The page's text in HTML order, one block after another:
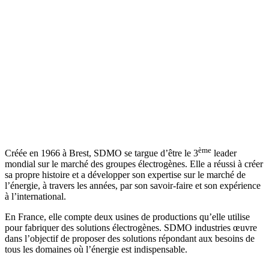
Créée en 1966 à Brest, SDMO se targue d’être le 3ème leader
mondial sur le marché des groupes électrogènes. Elle a réussi à créer
sa propre histoire et a développer son expertise sur le marché de
l’énergie, à travers les années, par son savoir-faire et son expérience
à l’international.
En France, elle compte deux usines de productions qu’elle utilise
pour fabriquer des solutions électrogènes. SDMO industries œuvre
dans l’objectif de proposer des solutions répondant aux besoins de
tous les domaines où l’énergie est indispensable.